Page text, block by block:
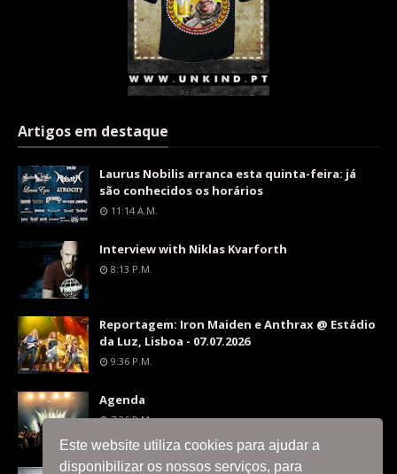
Este website utiliza cookies para ajudar a
disponibilizar os nossos serviços, para
Artigos em destaque
Laurus Nobilis arranca esta quinta-feira: já
são conhecidos os horários
11:14 A.m.
Interview with Niklas Kvarforth
8:13 P.m.
Reportagem: Iron Maiden e Anthrax @ Estádio
da Luz, Lisboa - 07.07.2026
9:36 P.m.
Agenda
7:26 P.m.